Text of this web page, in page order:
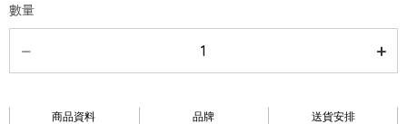
數量
商品資料 品牌 送貨安排